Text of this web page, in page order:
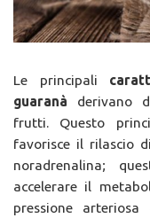
Le principali
guaranà derivano
frutti. Questo
favorisce il rilascio
noradrenalina;
accelerare il
pressione